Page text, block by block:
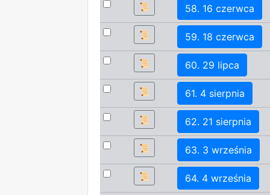
📜 58. 16 czerwca
📜 59. 18 czerwca
📜 60. 29 lipca
📜 61. 4 sierpnia
📜 62. 21 sierpnia
📜 63. 3 września
📜 64. 4 września